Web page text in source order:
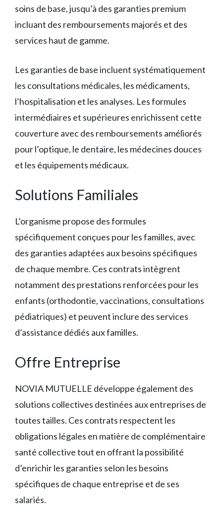
soins de base, jusqu’à des garanties premium
incluant des remboursements majorés et des
services haut de gamme.
Les garanties de base incluent systématiquement
les consultations médicales, les médicaments,
l’hospitalisation et les analyses. Les formules
intermédiaires et supérieures enrichissent cette
couverture avec des remboursements améliorés
pour l’optique, le dentaire, les médecines douces
et les équipements médicaux.
Solutions Familiales
L’organisme propose des formules
spécifiquement conçues pour les familles, avec
des garanties adaptées aux besoins spécifiques
de chaque membre. Ces contrats intègrent
notamment des prestations renforcées pour les
enfants (orthodontie, vaccinations, consultations
pédiatriques) et peuvent inclure des services
d’assistance dédiés aux familles.
Offre Entreprise
NOVIA MUTUELLE développe également des
solutions collectives destinées aux entreprises de
toutes tailles. Ces contrats respectent les
obligations légales en matière de complémentaire
santé collective tout en offrant la possibilité
d’enrichir les garanties selon les besoins
spécifiques de chaque entreprise et de ses
salariés.